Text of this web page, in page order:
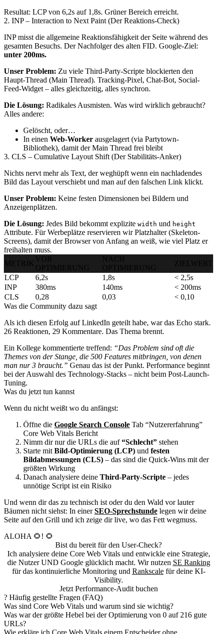
Resultat: LCP von 6,2s auf 1,8s. Grüner Bereich erreicht.
2. INP – Interaction to Next Paint (Der Reaktions-Check)
INP misst die allgemeine Reaktionsfähigkeit der Seite während des
gesamten Besuchs. Der Nachfolger des alten FID. Google-Ziel:
unter 200ms.
Unser Problem: Zu viele Third-Party-Scripte blockierten den
Haupt-Thread (Main Thread). Tracking-Pixel, Chat-Bot, Social-
Feed-Widget – alles gleichzeitig, alles synchron.
Die Lösung: Radikales Ausmisten. Was wird wirklich gebraucht?
Alles andere:
Gelöscht, oder…
In einen Web-Worker ausgelagert (via Partytown-
Bibliothek), damit der Main Thread frei bleibt
3. CLS – Cumulative Layout Shift (Der Stabilitäts-Anker)
Nichts nervt mehr als Text, der weghüpft wenn ein nachladendes
Bild das Layout verschiebt und man auf den falschen Link klickt.
Unser Problem: Keine festen Dimensionen bei Bildern und
Anzeigenplätzen.
Die Lösung: Jedes Bild bekommt explizite width und height
Attribute. Für Werbeplätze reservieren wir Platzhalter (Skeleton-
Screens), damit der Browser von Anfang an weiß, wie viel Platz er
freihalten muss.
METRIK
VOR
OPTIMIERUNG
NACH
OPTIMIERUNG
ZIELWERT
LCP
6,2s 1,8s
< 2,5s
INP
380ms 140ms
< 200ms
CLS
0,28 0,03
< 0,10
Was die Community dazu sagt
Als ich diesen Erfolg auf LinkedIn geteilt habe, war das Echo stark.
26 Reaktionen, 29 Kommentare. Das Thema brennt.
Ein Kollege kommentierte treffend: “Das Problem sind oft die
Themes von der Stange, die 500 Features mitbringen, von denen
man nur 3 braucht.” Genau das ist der Punkt. Performance beginnt
bei der Auswahl des Technology-Stacks – nicht beim Post-Launch-
Tuning.
Was du jetzt tun kannst
Wenn du nicht weißt wo du anfängst:
Öffne die Google Search Console Tab “Nutzererfahrung”
Core Web Vitals Bericht
Nimm dir nur die URLs die auf“Schlecht” stehen
Starte mit Bild-Optimierung (LCP) und festen
Bildabmessungen (CLS) – das sind die Quick-Wins mit der
größten Wirkung
Danach analysiere deine Third-Party-Scripte – jedes
unnötige Script ist ein Risiko
Und wenn dir das zu technisch ist oder du den Wald vor lauter
Bäumen nicht siehst: In einerSEO-Sprechstunde legen wir deine
Seite auf den Grill und ich zeige dir live, wo das Fett wegmuss.
ALOHA 🌻! 🌻
Bist du bereit für den User-Check?
Ich analysiere deine Core Web Vitals und entwickle eine Strategie,
die Nutzer UND Google glücklich macht. Wir nutzen SE Ranking
für das kontinuierliche Monitoring und Rankscalefür deine KI-
Visibility.
Jetzt Performance-Audit buchen
? Häufig gestellte Fragen (FAQ)
Was sind Core Web Vitals und warum sind sie wichtig?
Was war der größte Hebel bei der Optimierung von 0 auf 216 gute
URLs?
Wie erkläre ich Core Web Vitals einem Entscheider ohne